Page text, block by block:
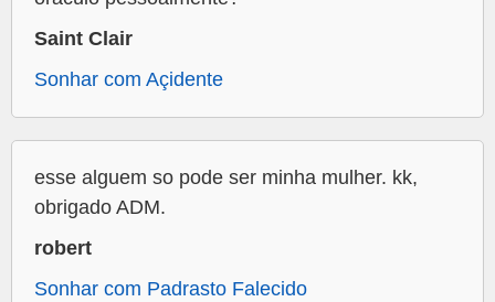
Saint Clair
Sonhar com Açidente
esse alguem so pode ser minha mulher. kk,
obrigado ADM.
robert
Sonhar com Padrasto Falecido